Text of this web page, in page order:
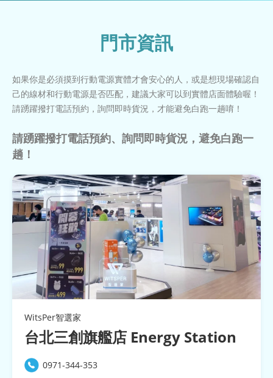
門市資訊
如果你是必須摸到行動電源實體才會安心的人，或是想現場確認自
己的線材和行動電源是否匹配，建議大家可以到實體店面體驗喔！
請踴躍撥打電話預約，詢問即時貨況，才能避免白跑一趟唷！
請踴躍撥打電話預約、詢問即時貨況，避免白跑一
趟！
WitsPer智選家
台北三創旗艦店 Energy Station
0971-344-353